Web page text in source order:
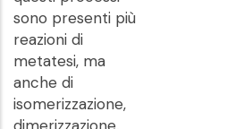
sono presenti più
reazioni di
metatesi, ma
anche di
isomerizzazione,